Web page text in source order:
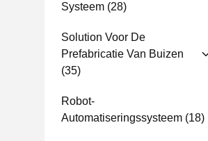
Systeem (28)
Solution Voor De
Prefabricatie Van Buizen
(35)
Robot-
Automatiseringssysteem (18)